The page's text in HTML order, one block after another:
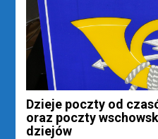
Dzieje poczty od
oraz poczty
dziejów